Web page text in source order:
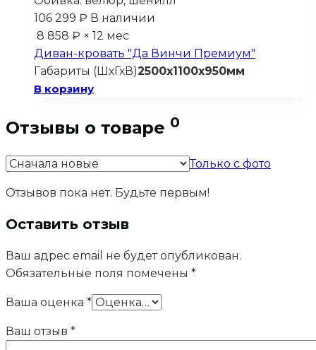
106 299 ₽ В наличии
8 858 ₽ × 12 мес
Диван-кровать "Да Винчи Премиум"
Габариты (ШхГхВ)2500х1100х950мм
В корзину
Отзывы о товаре 0
Только с фото
Отзывов пока нет. Будьте первым!
Оставить отзыв
Ваш адрес email не будет опубликован.
Обязательные поля помечены *
Ваша оценка *
Ваш отзыв *